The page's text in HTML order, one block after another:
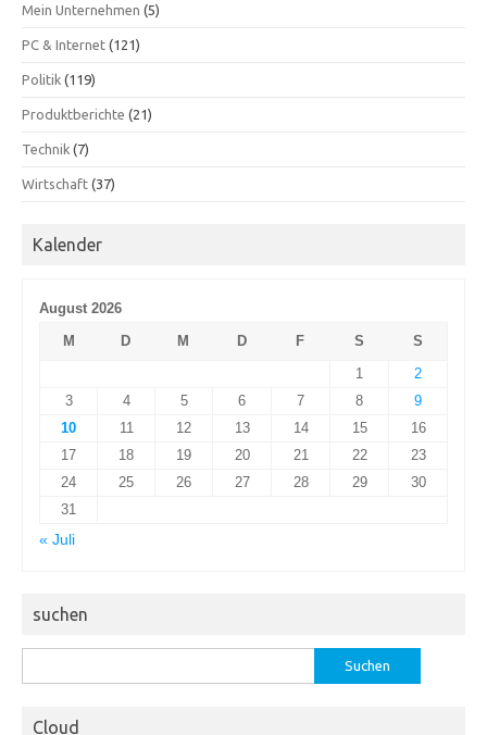
Mein Unternehmen (5)
PC & Internet (121)
Politik (119)
Produktberichte (21)
Technik (7)
Wirtschaft (37)
Kalender
August 2026
M
D M D F S
S
1
2
3
4 5 6 7 8
9
10
11 12 13 14 15
16
17
18 19 20 21 22
23
24
25 26 27 28 29
30
31
« Juli
suchen
nach:
Cloud